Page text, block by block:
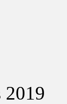
2019